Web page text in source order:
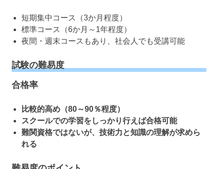
短期集中コース（3か月程度）
標準コース（6か月～1年程度）
夜間・週末コースもあり、社会人でも受講可能
試験の難易度
合格率
比較的高め（80～90％程度）
スクールでの学習をしっかり行えば合格可能
難関資格ではないが、技術力と知識の理解が求めら
れる